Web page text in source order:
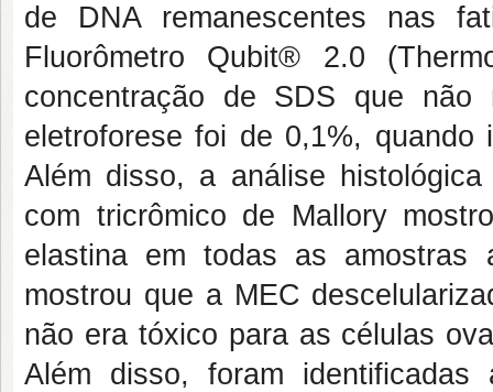
de DNA remanescentes nas
Fluorômetro Qubit® 2.0
concentração de SDS que não
eletroforese foi de 0,1%,
Além disso, a análise
com tricrômico de Mallory
elastina em todas as amostras
mostrou que a MEC
não era tóxico para as células
Além disso, foram